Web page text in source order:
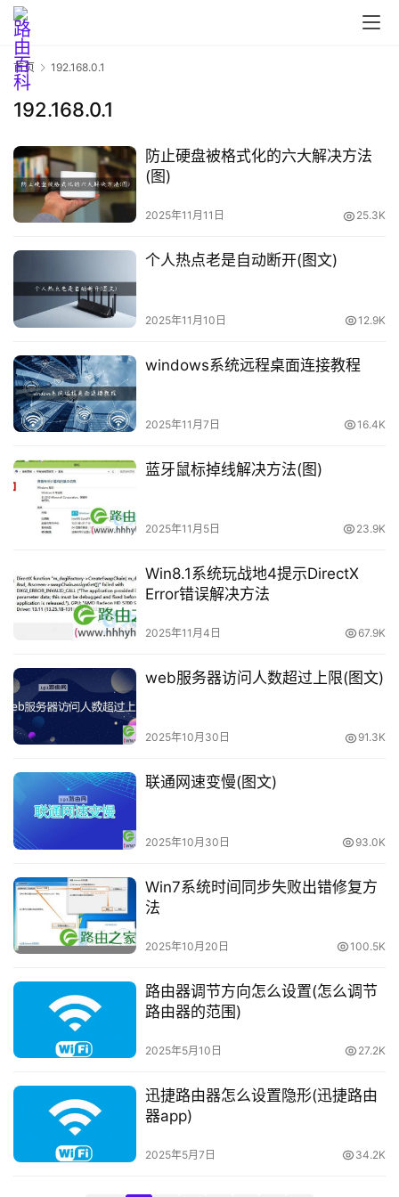
路
由
器
设
置
1
9
2
1
8
.
.
1
9
8
.
1
T
P
L
K
普
联
o
g
c
首页 192.168.0.1
192.168.0.1
防止硬盘被格式化的六大解决方法
(图)
2025年11月11日 25.3K
个人热点老是自动断开(图文)
2025年11月10日 12.9K
windows系统远程桌面连接教程
2025年11月7日 16.4K
蓝牙鼠标掉线解决方法(图)
2025年11月5日 23.9K
Win8.1系统玩战地4提示DirectX
Error错误解决方法
2025年11月4日 67.9K
web服务器访问人数超过上限(图文)
2025年10月30日 91.3K
联通网速变慢(图文)
2025年10月30日 93.0K
Win7系统时间同步失败出错修复方
法
2025年10月20日 100.5K
路由器调节方向怎么设置(怎么调节
路由器的范围)
2025年5月10日 27.2K
迅捷路由器怎么设置隐形(迅捷路由
器app)
2025年5月7日 34.2K